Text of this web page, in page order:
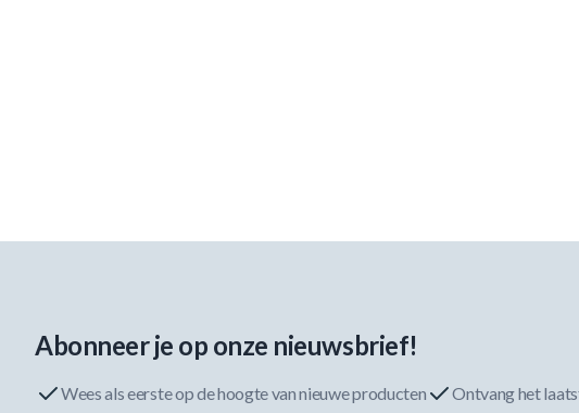
Abonneer je op onze nieuwsbrief!
Wees als eerste op de hoogte van nieuwe producten Ontvang het